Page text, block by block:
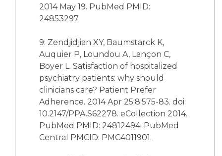
2014 May 19. PubMed PMID:
24853297.
9: Zendjidjian XY, Baumstarck K,
Auquier P, Loundou A, Lançon C,
Boyer L. Satisfaction of hospitalized
psychiatry patients: why should
clinicians care? Patient Prefer
Adherence. 2014 Apr 25;8:575-83. doi:
10.2147/PPA.S62278. eCollection 2014.
PubMed PMID: 24812494; PubMed
Central PMCID: PMC4011901.